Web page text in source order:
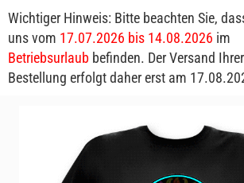
Wichtiger Hinweis: Bitte beachten Sie,
uns vom 17.07.2026 bis 14.08.2026 im
Betriebsurlaub befinden. Der Versand Ihrer
Bestellung erfolgt daher erst am
Sugar Skull LED-Shirt schwarz Mexikanischer